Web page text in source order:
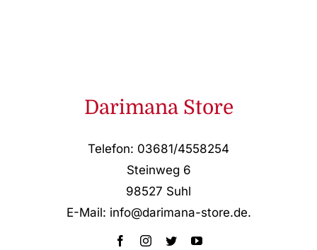
Darimana Store
Telefon: 03681/4558254
Steinweg 6
98527 Suhl
E-Mail: info@darimana-store.de.